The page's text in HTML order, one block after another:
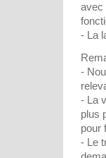
avec
- La
-
- La
plus
pour
- Le